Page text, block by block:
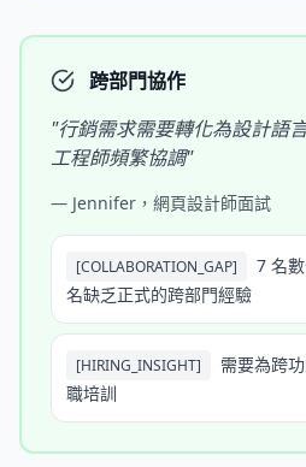
跨部門協作
"行銷需求需要轉化為設計語
工程師頻繁協調"
— Jennifer，網頁設計師面試
[COLLABORATION_GAP]
7 名
名缺乏正式的跨部門經驗
[HIRING_INSIGHT]
需要為跨
職培訓